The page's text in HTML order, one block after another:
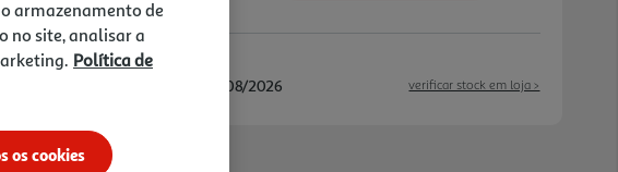
verificar stock em loja >
12/08/2026 e 13/08/2026
armazenamento de
no site, analisar a
Política de
os cookies